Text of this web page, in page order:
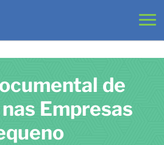
de
Empresas